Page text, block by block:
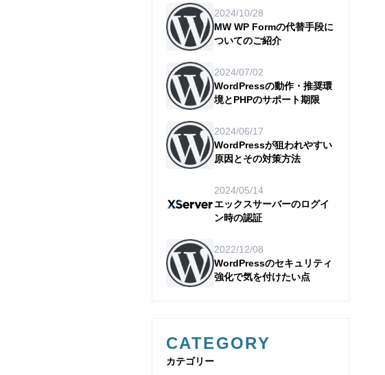
2024/10/28
MW WP Formの代替手段に
ついてのご紹介
2024/07/02
WordPressの動作・推奨環
境とPHPのサポート期限
2024/06/17
WordPressが狙われやすい
原因とその対策方法
2024/05/14
エックスサーバーのログイ
ン時の認証
2022/12/08
WordPressのセキュリティ
強化で気を付けたい点
CATEGORY
カテゴリー